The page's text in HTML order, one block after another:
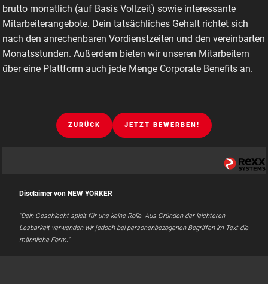
brutto monatlich (auf Basis Vollzeit) sowie interessante
Mitarbeiterangebote. Dein tatsächliches Gehalt richtet sich
nach den anrechenbaren Vordienstzeiten und den vereinbarten
Monatsstunden. Außerdem bieten wir unseren Mitarbeitern
über eine Plattform auch jede Menge Corporate Benefits an.
ZURÜCK JETZT BEWERBEN!
Disclaimer von NEW YORKER
"Dein Geschlecht spielt für uns keine Rolle. Aus Gründen der leichteren
Lesbarkeit verwenden wir jedoch bei personenbezogenen Begriffen im Text die
männliche Form."